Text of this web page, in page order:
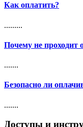
Как оплатить?
.........
Почему не проходит
.......
Безопасно ли
.......
Доступы и